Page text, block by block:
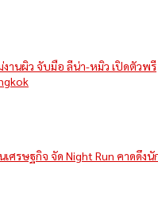
งานผิว จับมือ ลีน่า-หมิว เปิดตัวพรี
ศรษฐกิจ จัด Night Run คาดดึงนั